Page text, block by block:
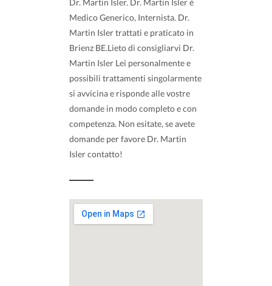
Dr. Martin Isler. Dr. Martin Isler è
Medico Generico, Internista. Dr.
Martin Isler trattati e praticato in
Brienz BE.Lieto di consigliarvi Dr.
Martin Isler Lei personalmente e
possibili trattamenti singolarmente
si avvicina e risponde alle vostre
domande in modo completo e con
competenza. Non esitate, se avete
domande per favore Dr. Martin
Isler contatto!